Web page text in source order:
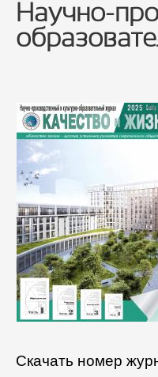
Научно-
Скачать номер